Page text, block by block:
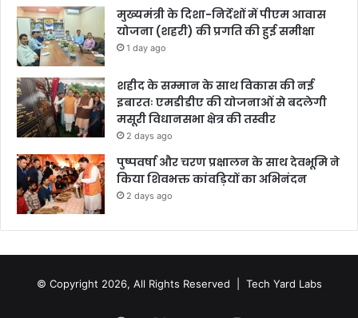
मुख्यमंत्री के दिशा-निर्देशों में पीएम आवास
योजना (शहरी) की प्रगति की हुई समीक्षा
1 day ago
शहीद के सम्मान के साथ विकास की नई
इबारतः एमडीडीए की योजनाओं से बदलेगी
मसूरी विधानसभा क्षेत्र की तस्वीर
2 days ago
पुष्पवर्षा और चरण प्रक्षालन के साथ देवभूमि ने
किया शिवभक्त कांवड़ियों का अभिनंदन
2 days ago
© Copyright 2026, All Rights Reserved | Tech Yard Labs